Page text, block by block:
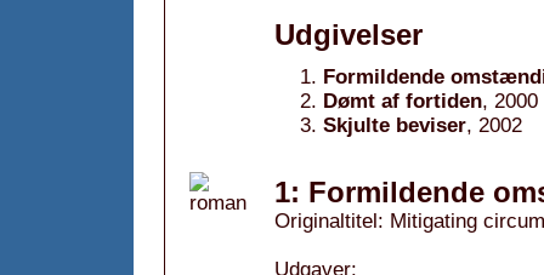
Udgivelser
Formildende
Dømt af fortiden, 2000
Skjulte beviser, 2002
1: Formildende
Originaltitel: Mitigating
Udgaver: